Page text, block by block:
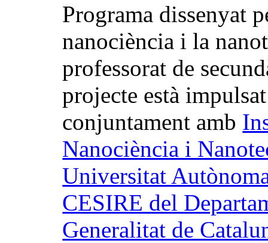
Programa dissenyat
nanociència i la
professorat de
projecte està
conjuntament amb
Nanociència i
Universitat
CESIRE del
Generalitat de